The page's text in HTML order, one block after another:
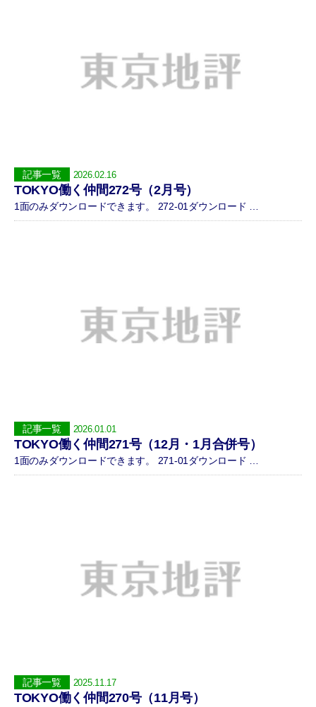
記事一覧 2026.02.16
TOKYO働く仲間272号（2月号）
1面のみダウンロードできます。 272-01ダウンロード …
記事一覧 2026.01.01
TOKYO働く仲間271号（12月・1月合併号）
1面のみダウンロードできます。 271-01ダウンロード …
記事一覧 2025.11.17
TOKYO働く仲間270号（11月号）